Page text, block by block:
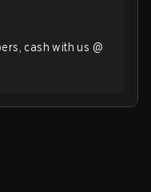
cash with us @